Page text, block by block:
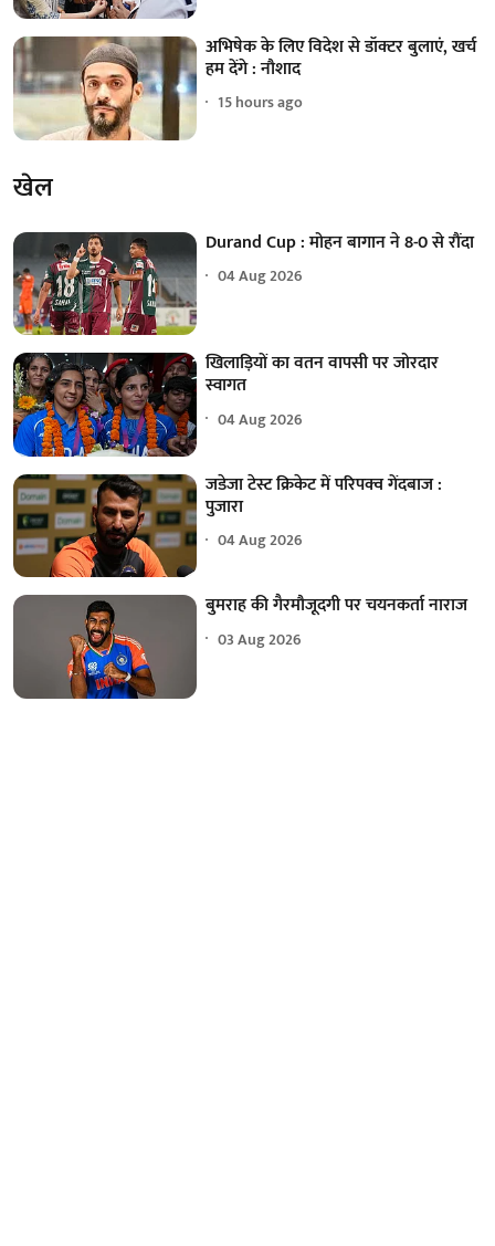
अभिषेक के लिए विदेश से डॉक्टर बुलाएं, खर्च
हम देंगे : नौशाद
15 hours ago
खेल
Durand Cup : मोहन बागान ने 8-0 से रौंदा
04 Aug 2026
खिलाड़ियों का वतन वापसी पर जोरदार
स्वागत
04 Aug 2026
जडेजा टेस्ट क्रिकेट में परिपक्व गेंदबाज :
पुजारा
04 Aug 2026
बुमराह की गैरमौजूदगी पर चयनकर्ता नाराज
03 Aug 2026